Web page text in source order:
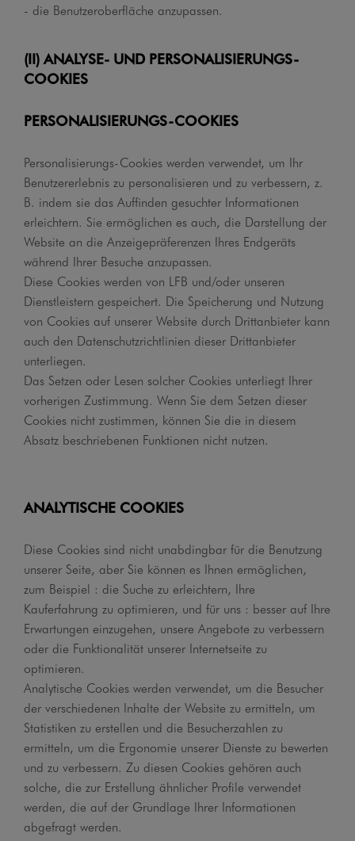
- die Benutzeroberfläche anzupassen.
(II) ANALYSE- UND PERSONALISIERUNGS-
COOKIES
PERSONALISIERUNGS-COOKIES
Personalisierungs-Cookies werden verwendet, um Ihr
Benutzererlebnis zu personalisieren und zu verbessern, z.
B. indem sie das Auffinden gesuchter Informationen
erleichtern. Sie ermöglichen es auch, die Darstellung der
Website an die Anzeigepräferenzen Ihres Endgeräts
während Ihrer Besuche anzupassen.
Diese Cookies werden von LFB und/oder unseren
Dienstleistern gespeichert. Die Speicherung und Nutzung
von Cookies auf unserer Website durch Drittanbieter kann
auch den Datenschutzrichtlinien dieser Drittanbieter
unterliegen.
Das Setzen oder Lesen solcher Cookies unterliegt Ihrer
vorherigen Zustimmung. Wenn Sie dem Setzen dieser
Cookies nicht zustimmen, können Sie die in diesem
Absatz beschriebenen Funktionen nicht nutzen.
ANALYTISCHE COOKIES
Diese Cookies sind nicht unabdingbar für die Benutzung
unserer Seite, aber Sie können es Ihnen ermöglichen,
zum Beispiel : die Suche zu erleichtern, Ihre
Kauferfahrung zu optimieren, und für uns : besser auf Ihre
Erwartungen einzugehen, unsere Angebote zu verbessern
oder die Funktionalität unserer Internetseite zu
optimieren.
Analytische Cookies werden verwendet, um die Besucher
der verschiedenen Inhalte der Website zu ermitteln, um
Statistiken zu erstellen und die Besucherzahlen zu
ermitteln, um die Ergonomie unserer Dienste zu bewerten
und zu verbessern. Zu diesen Cookies gehören auch
solche, die zur Erstellung ähnlicher Profile verwendet
werden, die auf der Grundlage Ihrer Informationen
abgefragt werden.